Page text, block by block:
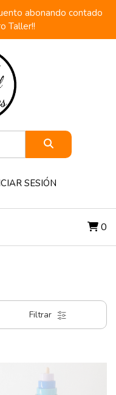
abonando contado
Taller!!
SESIÓN
0
Filtrar